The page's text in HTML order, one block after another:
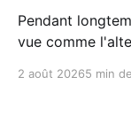
Pendant
vue comme
pour
2 août 20265 min